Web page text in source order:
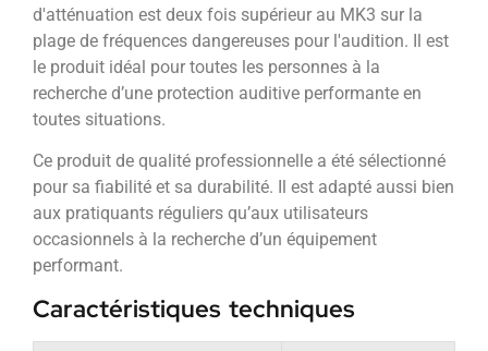
d'atténuation est deux fois supérieur au MK3 sur la
plage de fréquences dangereuses pour l'audition. Il est
le produit idéal pour toutes les personnes à la
recherche d’une protection auditive performante en
toutes situations.
Ce produit de qualité professionnelle a été sélectionné
pour sa fiabilité et sa durabilité. Il est adapté aussi bien
aux pratiquants réguliers qu’aux utilisateurs
occasionnels à la recherche d’un équipement
performant.
Caractéristiques techniques